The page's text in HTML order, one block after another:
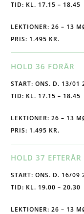
TID: KL. 17.15 – 18.45
LEKTIONER: 26 – 13
PRIS: 1.495 KR.
HOLD 36 FORÅR
START: ONS. D. 13/01
TID: KL. 17.15 – 18.45
LEKTIONER: 26 – 13
PRIS: 1.495 KR.
HOLD 37 EFTERÅR
START: ONS. D. 16/09
TID: KL. 19.00 – 20.30
LEKTIONER: 26 – 13